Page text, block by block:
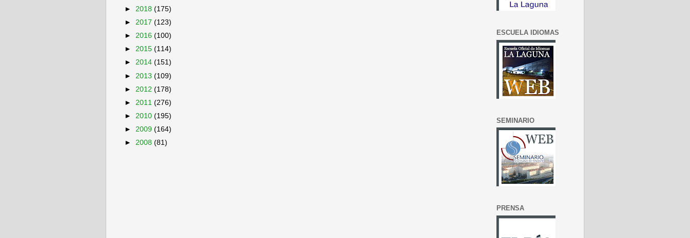
► 2018 (175)
► 2017 (123)
► 2016 (100)
► 2015 (114)
► 2014 (151)
► 2013 (109)
► 2012 (178)
► 2011 (276)
► 2010 (195)
► 2009 (164)
► 2008 (81)
ESCUELA IDIOMAS
SEMINARIO
PRENSA